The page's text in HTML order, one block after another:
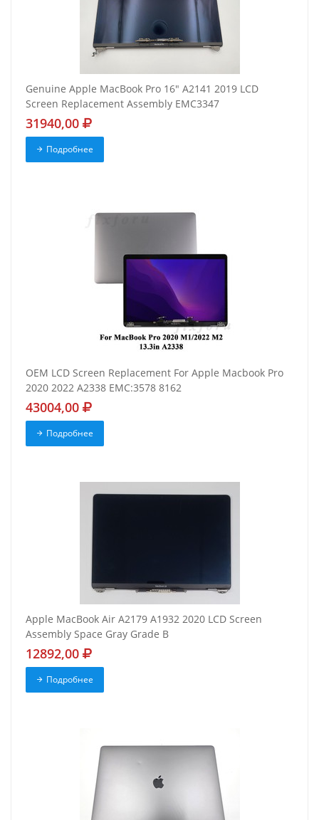
Genuine Apple MacBook Pro 16" A2141 2019 LCD
Screen Replacement Assembly EMC3347
31940,00
Подробнее
OEM LCD Screen Replacement For Apple Macbook Pro
2020 2022 A2338 EMC:3578 8162
43004,00
Подробнее
Apple MacBook Air A2179 A1932 2020 LCD Screen
Assembly Space Gray Grade B
12892,00
Подробнее